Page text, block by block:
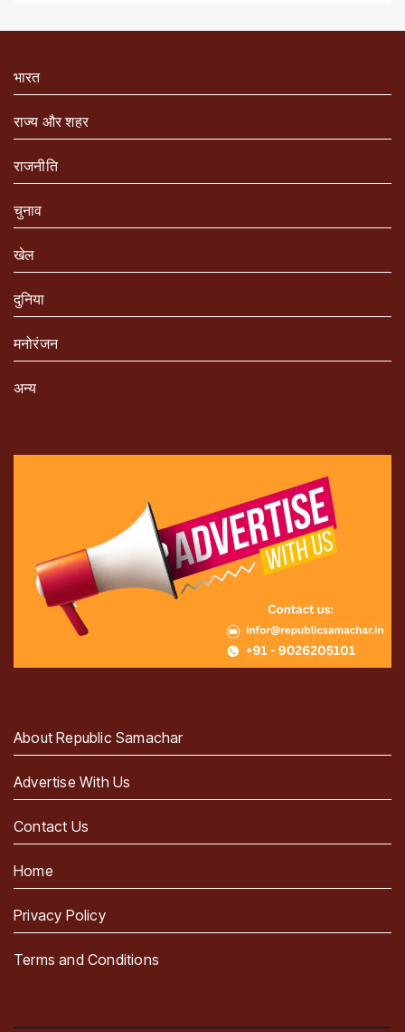
भारत
राज्य और शहर
राजनीति
चुनाव
खेल
दुनिया
मनोरंजन
अन्य
About Republic Samachar
Advertise With Us
Contact Us
Home
Privacy Policy
Terms and Conditions